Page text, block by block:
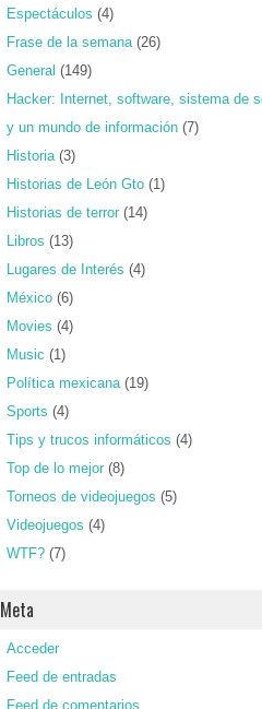
Espectáculos (4)
Frase de la semana(26)
General (149)
Hacker: Internet, software, sistema de
y un mundo de información (7)
Historia(3)
Historias de León Gto (1)
Historias de terror (14)
Libros (13)
Lugares de Interés (4)
México (6)
Movies (4)
Music (1)
Política mexicana(19)
Sports (4)
Tips y trucos informáticos (4)
Top de lo mejor (8)
Torneos de videojuegos (5)
Videojuegos (4)
WTF? (7)
Meta
Acceder
Feed de entradas
Feed de comentarios